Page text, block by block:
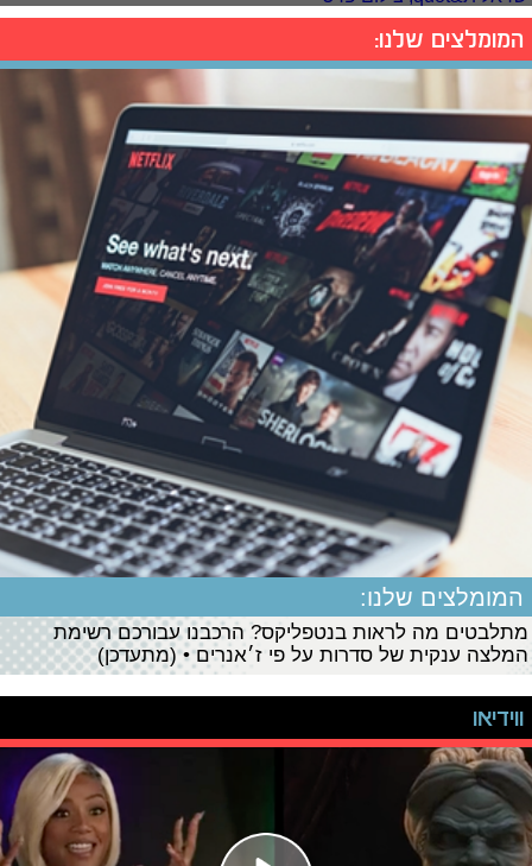
המומלצים שלנו:
המומלצים שלנו:
מתלבטים מה לראות בנטפליקס? הרכבנו עבורכם רשימת
המלצה ענקית של סדרות על פי ז׳אנרים • (מתעדכן)
ווידיאו